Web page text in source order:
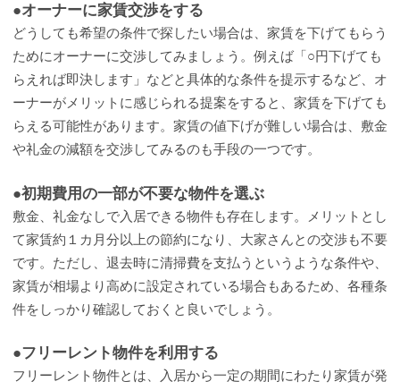
●オーナーに家賃交渉をする
どうしても希望の条件で探したい場合は、家賃を下げてもらう
ためにオーナーに交渉してみましょう。例えば「○円下げても
らえれば即決します」などと具体的な条件を提示するなど、オ
ーナーがメリットに感じられる提案をすると、家賃を下げても
らえる可能性があります。家賃の値下げが難しい場合は、敷金
や礼金の減額を交渉してみるのも手段の一つです。
●初期費用の一部が不要な物件を選ぶ
敷金、礼金なしで入居できる物件も存在します。メリットとし
て家賃約１カ月分以上の節約になり、大家さんとの交渉も不要
です。ただし、退去時に清掃費を支払うというような条件や、
家賃が相場より高めに設定されている場合もあるため、各種条
件をしっかり確認しておくと良いでしょう。
●フリーレント物件を利用する
フリーレント物件とは、入居から一定の期間にわたり家賃が発